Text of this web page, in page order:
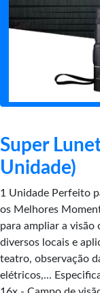
Super
Unidade)
1 Unidade Perfeito
os Melhores
para ampliar a visão
diversos locais e
teatro, observação
elétricos,...